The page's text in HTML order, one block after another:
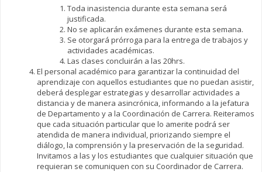
Toda inasistencia durante esta semana será
justificada.
No se aplicarán exámenes durante esta semana.
Se otorgará prórroga para la entrega de trabajos y
actividades académicas.
Las clases concluirán a las 20hrs.
El personal académico para garantizar la continuidad del
aprendizaje con aquellos estudiantes que no puedan asistir,
deberá desplegar estrategias y desarrollar actividades a
distancia y de manera asincrónica, informando a la jefatura
de Departamento y a la Coordinación de Carrera. Reiteramos
que cada situación particular que lo amerite podrá ser
atendida de manera individual, priorizando siempre el
diálogo, la comprensión y la preservación de la seguridad.
Invitamos a las y los estudiantes que cualquier situación que
requieran se comuniquen con su Coordinador de Carrera.